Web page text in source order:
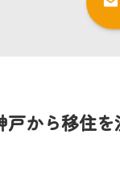
戸から移住を